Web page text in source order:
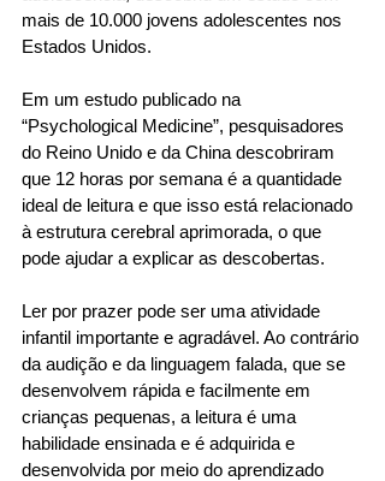
mais de 10.000 jovens adolescentes nos
Estados Unidos.
Em um estudo publicado na
“Psychological Medicine”, pesquisadores
do Reino Unido e da China descobriram
que 12 horas por semana é a quantidade
ideal de leitura e que isso está relacionado
à estrutura cerebral aprimorada, o que
pode ajudar a explicar as descobertas.
Ler por prazer pode ser uma atividade
infantil importante e agradável. Ao contrário
da audição e da linguagem falada, que se
desenvolvem rápida e facilmente em
crianças pequenas, a leitura é uma
habilidade ensinada e é adquirida e
desenvolvida por meio do aprendizado